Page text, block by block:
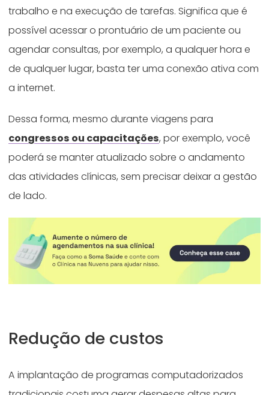
trabalho e na execução de tarefas. Significa que é
possível acessar o prontuário de um paciente ou
agendar consultas, por exemplo, a qualquer hora e
de qualquer lugar, basta ter uma conexão ativa com
a internet.
Dessa forma, mesmo durante viagens para
congressos ou capacitações, por exemplo, você
poderá se manter atualizado sobre o andamento
das atividades clínicas, sem precisar deixar a gestão
de lado.
Redução de custos
A implantação de programas computadorizados